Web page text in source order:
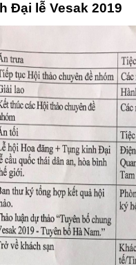
Đại lễ Vesak 2019